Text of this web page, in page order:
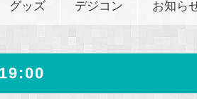
グッズ デジコン お知ら